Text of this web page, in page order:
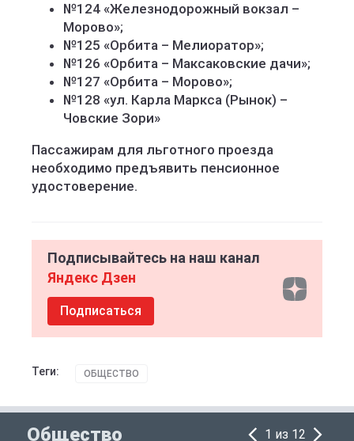
№124 «Железнодорожный вокзал –
Морово»;
№125 «Орбита – Мелиоратор»;
№126 «Орбита – Максаковские дачи»;
№127 «Орбита – Морово»;
№128 «ул. Карла Маркса (Рынок) –
Човские Зори»
Пассажирам для льготного проезда
необходимо предъявить пенсионное
удостоверение.
Подписывайтесь на наш канал
Яндекс Дзен
Подписаться
Теги: ОБЩЕСТВО
Общество 1 из 12